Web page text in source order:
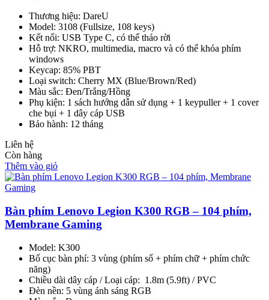
Thương hiệu: DareU
Model: 3108 (Fullsize, 108 keys)
Kết nối: USB Type C, có thể tháo rời
Hỗ trợ: NKRO, multimedia, macro và có thể khóa phím
windows
Keycap: 85% PBT
Loại switch: Cherry MX (Blue/Brown/Red)
Màu sắc: Đen/Trắng/Hồng
Phụ kiện: 1 sách hướng dẫn sử dụng + 1 keypuller + 1 cover
che bụi + 1 dây cáp USB
Bảo hành: 12 tháng
Liên hệ
Còn hàng
Thêm vào giỏ
Bàn phím Lenovo Legion K300 RGB – 104 phím,
Membrane Gaming
Model: K300
Bố cục bàn phí: 3 vùng (phím số + phím chữ + phím chức
năng)
Chiều dài dây cáp / Loại cáp: 1.8m (5.9ft) / PVC
Đèn nền: 5 vùng ánh sáng RGB